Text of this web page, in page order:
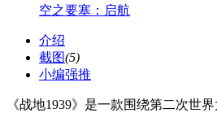
空之要塞：启航
介绍
截图(5)
小编强推
《战地1939》是一款围绕第二次世